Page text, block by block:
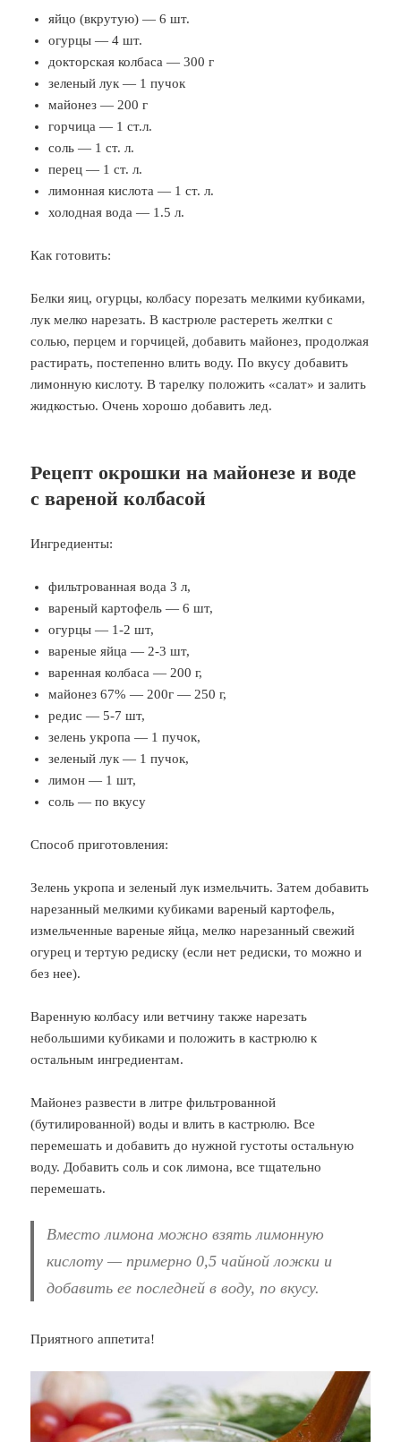
яйцо (вкрутую) — 6 шт.
огурцы — 4 шт.
докторская колбаса — 300 г
зеленый лук — 1 пучок
майонез — 200 г
горчица — 1 ст.л.
соль — 1 ст. л.
перец — 1 ст. л.
лимонная кислота — 1 ст. л.
холодная вода — 1.5 л.
Как готовить:
Белки яиц, огурцы, колбасу порезать мелкими кубиками,
лук мелко нарезать. В кастрюле растереть желтки с
солью, перцем и горчицей, добавить майонез, продолжая
растирать, постепенно влить воду. По вкусу добавить
лимонную кислоту. В тарелку положить «салат» и залить
жидкостью. Очень хорошо добавить лед.
Рецепт окрошки на майонезе и воде
с вареной колбасой
Ингредиенты:
фильтрованная вода 3 л,
вареный картофель — 6 шт,
огурцы — 1-2 шт,
вареные яйца — 2-3 шт,
варенная колбаса — 200 г,
майонез 67% — 200г — 250 г,
редис — 5-7 шт,
зелень укропа — 1 пучок,
зеленый лук — 1 пучок,
лимон — 1 шт,
соль — по вкусу
Способ приготовления:
Зелень укропа и зеленый лук измельчить. Затем добавить
нарезанный мелкими кубиками вареный картофель,
измельченные вареные яйца, мелко нарезанный свежий
огурец и тертую редиску (если нет редиски, то можно и
без нее).
Варенную колбасу или ветчину также нарезать
небольшими кубиками и положить в кастрюлю к
остальным ингредиентам.
Майонез развести в литре фильтрованной
(бутилированной) воды и влить в кастрюлю. Все
перемешать и добавить до нужной густоты остальную
воду. Добавить соль и сок лимона, все тщательно
перемешать.
Вместо лимона можно взять лимонную
кислоту — примерно 0,5 чайной ложки и
добавить ее последней в воду, по вкусу.
Приятного аппетита!